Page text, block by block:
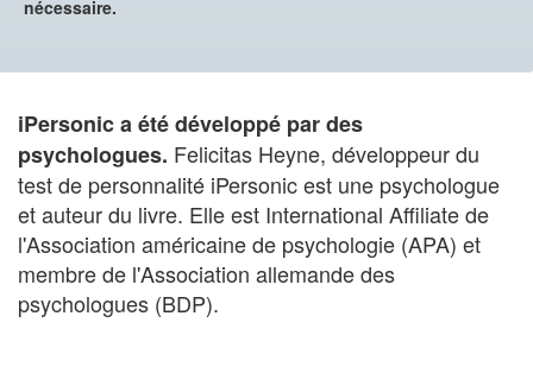
nécessaire.
iPersonic a été développé par des
psychologues. Felicitas Heyne, développeur du
test de personnalité iPersonic est une psychologue
et auteur du livre. Elle est International Affiliate de
l'Association américaine de psychologie (APA) et
membre de l'Association allemande des
psychologues (BDP).